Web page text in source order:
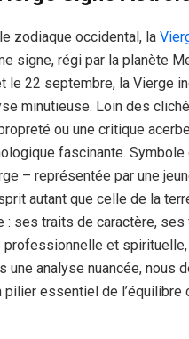
zodiaque occidental, la
signe, régi par la planète
le 22 septembre, la Vierge
minutieuse. Loin des
ou une critique
fascinante.
– représentée par une
autant que celle de la
: ses traits de caractère,
professionnelle et
une analyse nuancée, nous
pilier essentiel de l’équilibre